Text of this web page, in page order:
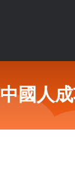
國人